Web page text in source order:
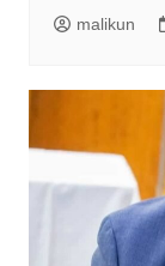
malikun